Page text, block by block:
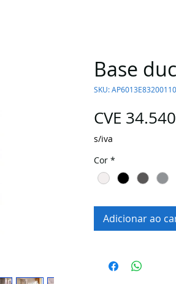
Base
SKU:
CVE
s/iva
Cor *
Adicionar ao